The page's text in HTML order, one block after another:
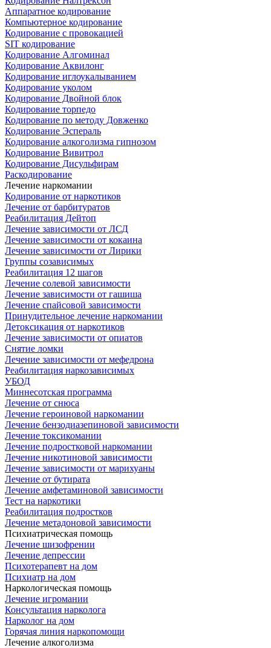
Аппаратное кодирование
Компьютерное кодирование
Кодирование с провокацией
SIT кодирование
Кодирование Алгоминал
Кодирование Аквилонг
Кодирование иглоукалыванием
Кодирование уколом
Кодирование Двойной блок
Кодирование торпедо
Кодирование по методу Довженко
Кодирование Эспераль
Кодирование алкоголизма гипнозом
Кодирование Вивитрол
Кодирование Дисульфирам
Раскодирование
Лечение наркомании
Кодирование от наркотиков
Лечение от барбитуратов
Реабилитация Дейтоп
Лечение зависимости от ЛСД
Лечение зависимости от кокаина
Лечение зависимости от Лирики
Группы созависимых
Реабилитация 12 шагов
Лечение солевой зависимости
Лечение зависимости от гашиша
Лечение спайсовой зависимости
Принудительное лечение наркомании
Детоксикация от наркотиков
Лечение зависимости от опиатов
Снятие ломки
Лечение зависимости от мефедрона
Реабилитация наркозависимых
УБОД
Миннесотская программа
Лечение от снюса
Лечение героиновой наркомании
Лечение бензодиазепиновой зависимости
Лечение токсикомании
Лечение подростковой наркомании
Лечение никотиновой зависимости
Лечение зависимости от марихуаны
Лечение от бутирата
Лечение амфетаминовой зависимости
Тест на наркотики
Реабилитация подростков
Лечение метадоновой зависимости
Психиатрическая помощь
Лечение шизофрении
Лечение депрессии
Психотерапевт на дом
Психиатр на дом
Наркологическая помощь
Лечение игромании
Консультация нарколога
Нарколог на дом
Горячая линия наркопомощи
Лечение алкоголизма